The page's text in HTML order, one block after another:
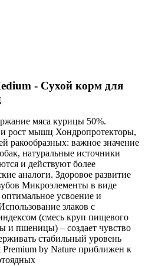
- Сухой корм для
мяса курицы 50%.
и рост мышц Хондропротекторы,
ракообразных: важное значение
натуральные источники
и действуют более
аналоги. Здоровое развитие
Микроэлементы в виде
усвоение и
злаков с
(смесь круп пищевого
и пшеницы) – создает чувство
стабильный уровень
by Nature приближен к